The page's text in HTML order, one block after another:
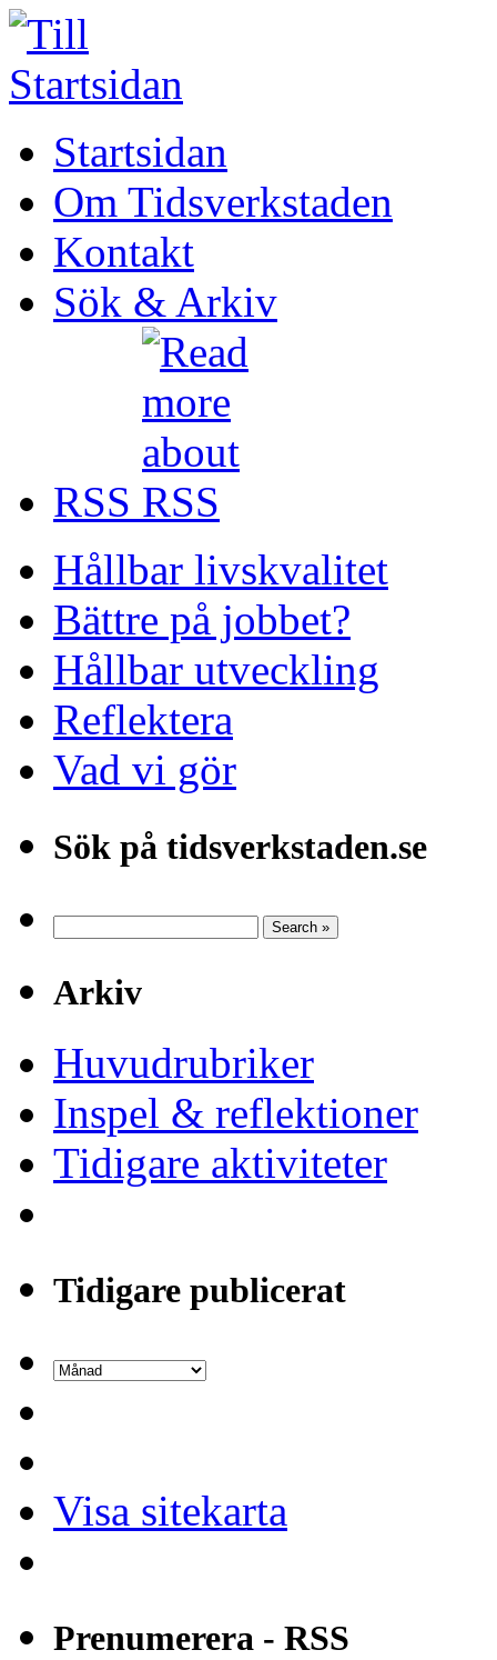
Startsidan
Om Tidsverkstaden
Kontakt
Sök & Arkiv
RSS
Hållbar livskvalitet
Bättre på jobbet?
Hållbar utveckling
Reflektera
Vad vi gör
Sök på tidsverkstaden.se
Arkiv
Huvudrubriker
Inspel & reflektioner
Tidigare aktiviteter
Tidigare publicerat
Visa sitekarta
Prenumerera - RSS